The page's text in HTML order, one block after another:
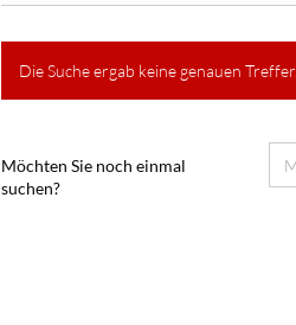
Die Suche ergab keine genauen Treffer.
Möchten Sie noch einmal
suchen?